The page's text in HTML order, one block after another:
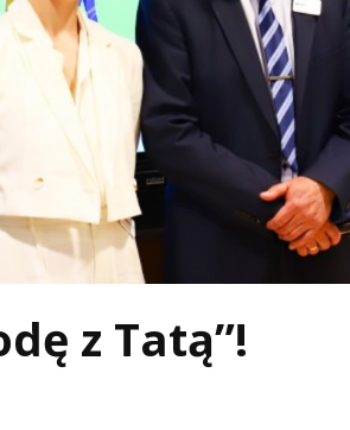
z Tatą”!